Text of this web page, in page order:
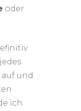
oder
und
ich